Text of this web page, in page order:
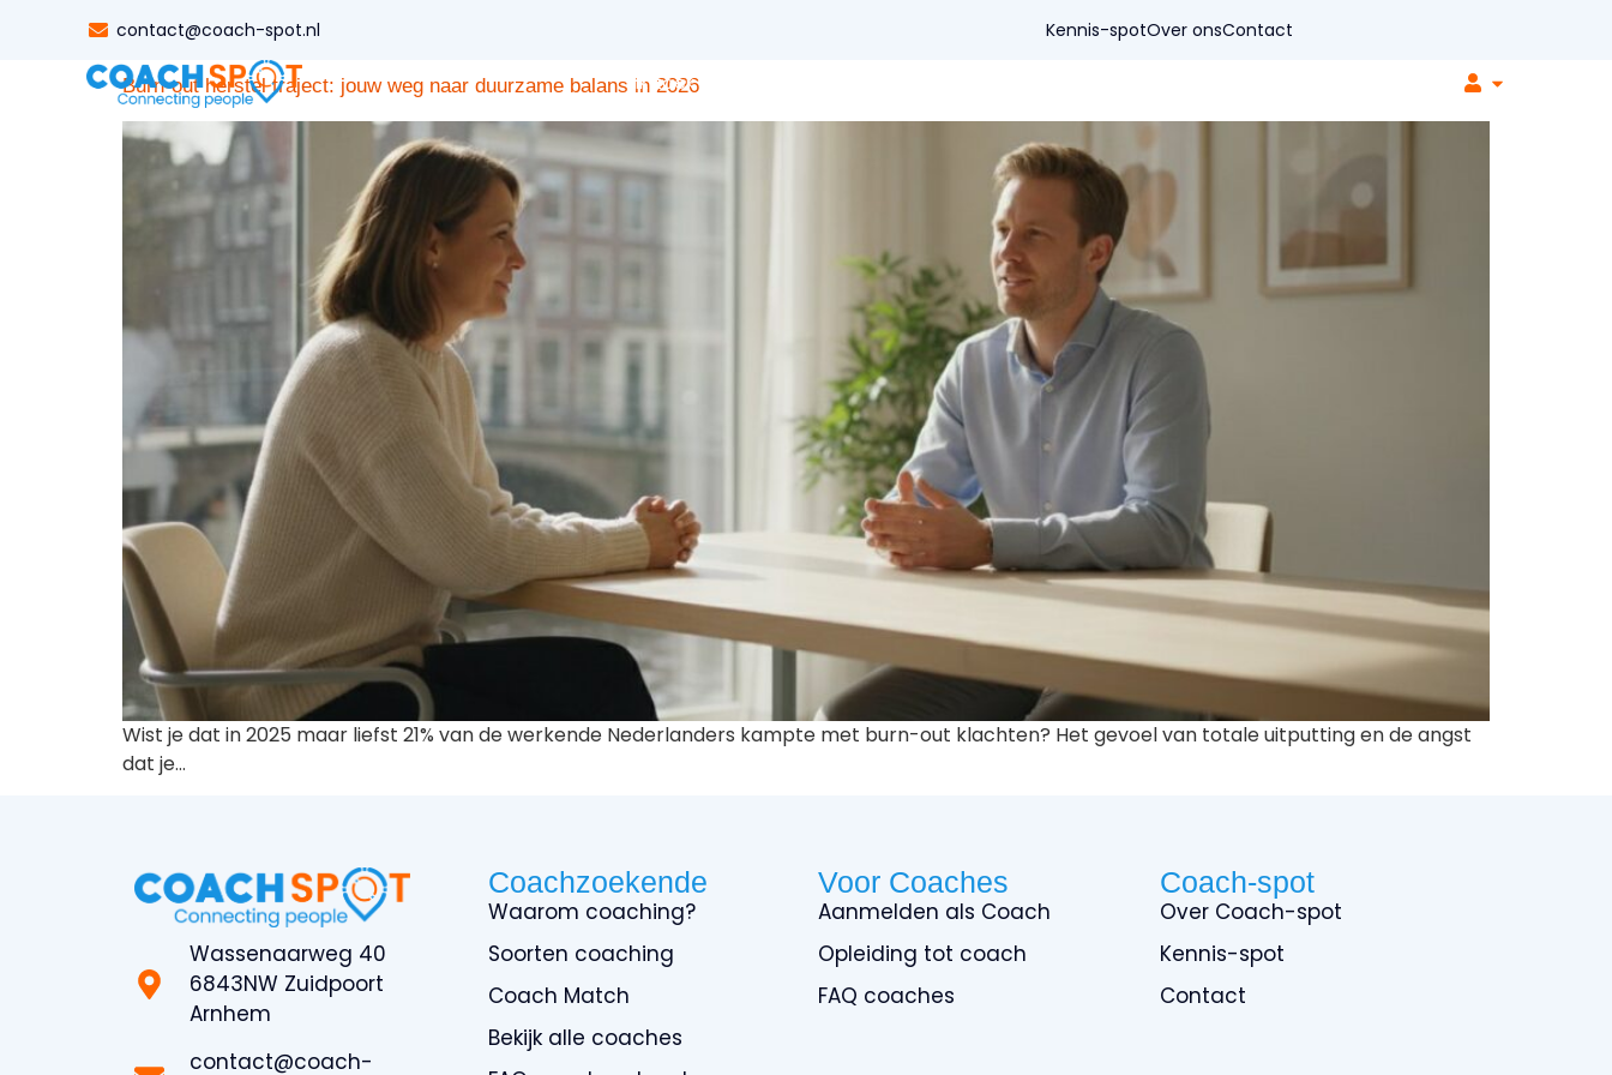
contact@coach-spot.nl Kennis-spotOver onsContact
Ik zoek een coach
Burn-out herstel traject: jouw weg naar duurzame balans in 2026
Wist je dat in 2025 maar liefst 21% van de werkende Nederlanders kampte met burn-out klachten? Het gevoel van totale uitputting en de angst
dat je…
Wassenaarweg 40
6843NW Zuidpoort
Arnhem
contact@coach-
Coachzoekende
Waarom coaching?
Soorten coaching
Coach Match
Bekijk alle coaches
Voor Coaches
Aanmelden als Coach
Opleiding tot coach
FAQ coaches
Coach-spot
Over Coach-spot
Kennis-spot
Contact